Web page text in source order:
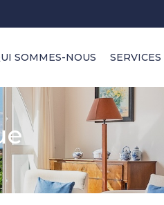
SOMMES-NOUS SERVICES